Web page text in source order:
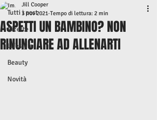
Tutti i post
Ricette
Lifestyle
Beauty
Novità
ASPETTI UN BAMBINO? NON
RINUNCIARE AD ALLENARTI
Jill Cooper
3 nov 2021 Tempo di lettura: 2 min